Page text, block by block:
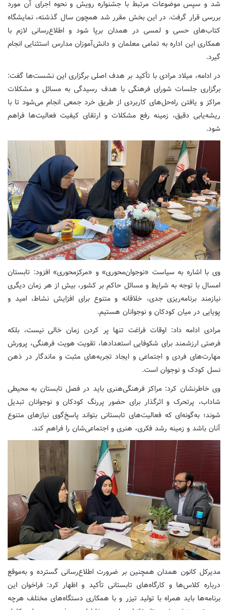
شد و سپس موضوعات مرتبط با جشنواره رویش و نحوه اجرای آن مورد
بررسی قرار گرفت. در این بخش مقرر شد همچون سال گذشته، نمایشگاه
کتاب‌های حسی و لمسی در همدان برپا شود و اطلاع‌رسانی لازم با
همکاری این اداره به تمامی معلمان و دانش‌آموزان مدارس استثنایی انجام
گیرد.
در ادامه، میلاد مرادی با تأکید بر هدف اصلی برگزاری این نشست‌ها گفت:
برگزاری جلسات شورای فرهنگی با هدف رسیدگی به مسائل و مشکلات
مراکز و یافتن راه‌حل‌های کاربردی از طریق خرد جمعی انجام می‌شود تا با
ریشه‌یابی دقیق، زمینه رفع مشکلات و ارتقای کیفیت فعالیت‌ها فراهم
شود.
وی با اشاره به سیاست «نوجوان‌محوری» و «مرکزمحوری» افزود: تابستان
امسال با توجه به شرایط و مسائل حاکم بر کشور، بیش از هر زمان دیگری
نیازمند برنامه‌ریزی جدی، خلاقانه و متنوع برای افزایش نشاط، امید و
پویایی در میان کودکان و نوجوانان هستیم.
مرادی ادامه داد: اوقات فراغت تنها پر کردن زمان خالی نیست، بلکه
فرصتی ارزشمند برای شکوفایی استعدادها، تقویت هویت فرهنگی، پرورش
مهارت‌های فردی و اجتماعی و ایجاد تجربه‌های مثبت و ماندگار در ذهن
نسل کودک و نوجوان است.
وی خاطرنشان کرد: مراکز فرهنگی‌هنری باید در فصل تابستان به محیطی
شاداب، پرتحرک و اثرگذار برای حضور پررنگ کودکان و نوجوانان تبدیل
شوند؛ به‌گونه‌ای که فعالیت‌های تابستانی بتواند پاسخ‌گوی نیازهای متنوع
آنان باشد و زمینه رشد فکری، هنری و اجتماعی‌شان را فراهم کند.
مدیرکل کانون همدان همچنین بر ضرورت اطلاع‌رسانی گسترده و به‌موقع
درباره کلاس‌ها و کارگاه‌های تابستانی تأکید و اظهار کرد: فراخوان این
برنامه‌ها باید همراه با تولید تیزر و با همکاری دستگاه‌های مختلف هرچه